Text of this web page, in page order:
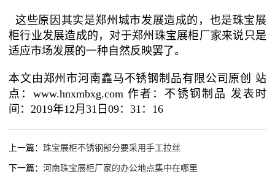
这些原因其实是郑州城市发展造成的，也是珠宝展
柜行业发展造成的，对于郑州珠宝展柜厂家来说只是
适应市场发展的一种自然反映罢了。
本文由郑州市河南鑫马不锈钢制品有限公司原创 站
点：www.hnxmbxg.com 作者：不锈钢制品 发表时
间：2019年12月31日09：31：16
上一篇： 珠宝展柜不锈钢部分要采用手工拉丝
下一篇： 河南珠宝展柜厂家的办公地点集中在哪里